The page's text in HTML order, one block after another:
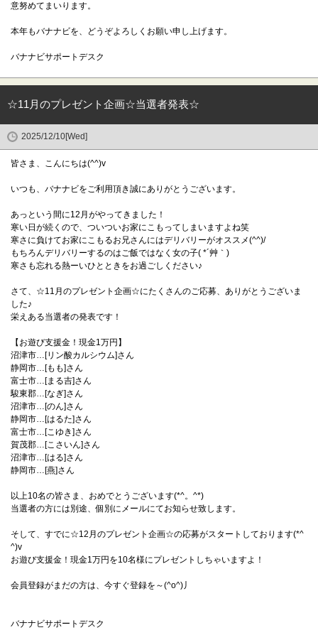
意努めてまいります。
本年もバナナビを、どうぞよろしくお願い申し上げます。
バナナビサポートデスク
☆11月のプレゼント企画☆当選者発表☆
2025/12/10[Wed]
皆さま、こんにちは(^^)v
いつも、バナナビをご利用頂き誠にありがとうございます。
あっという間に12月がやってきました！
寒い日が続くので、ついついお家にこもってしまいますよね笑
寒さに負けてお家にこもるお兄さんにはデリバリーがオススメ(^^)/
もちろんデリバリーするのはご飯ではなく女の子( *´艸｀)
寒さも忘れる熱ーいひとときをお過ごしください♪
さて、☆11月のプレゼント企画☆にたくさんのご応募、ありがとうございま
した♪
栄えある当選者の発表です！
【お遊び支援金！現金1万円】
沼津市…[リン酸カルシウム]さん
静岡市…[もも]さん
富士市…[まる吉]さん
駿東郡…[なぎ]さん
沼津市…[のん]さん
静岡市…[はるた]さん
富士市…[こゆき]さん
賀茂郡…[こさいん]さん
沼津市…[はる]さん
静岡市…[燕]さん
以上10名の皆さま、おめでとうございます(*^。^*)
当選者の方には別途、個別にメールにてお知らせ致します。
そして、すでに☆12月のプレゼント企画☆の応募がスタートしております(*^
^)v
お遊び支援金！現金1万円を10名様にプレゼントしちゃいますよ！
会員登録がまだの方は、今すぐ登録を～(^o^)丿
バナナビサポートデスク